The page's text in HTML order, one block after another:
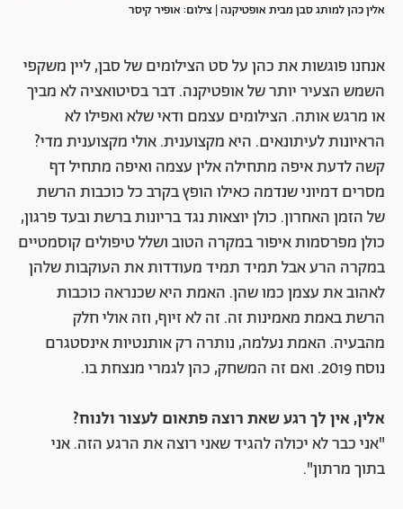
אלין כהן למותג סבן מבית אופטיקנה | צילום: אופיר קיסר
אנחנו פוגשות את כהן על סט הצילומים של סבן, ליין משקפי
השמש הצעיר יותר של אופטיקנה. דבר בסיטואציה לא מביך
או מרגש אותה. הצילומים עצמם ודאי שלא ואפילו לא
הראיונות לעיתונאים. היא מקצוענית. אולי מקצוענית מדי?
קשה לדעת איפה מתחילה אלין עצמה ואיפה מתחיל דף
מסרים דמיוני שנדמה כאילו הופץ בקרב כל כוכבות הרשת
של הזמן האחרון. כולן יוצאות נגד בריונות ברשת ובעד פרגון,
כולן מפרסמות איפור במקרה הטוב ושלל טיפולים קוסמטיים
במקרה הרע אבל תמיד תמיד מעודדות את העוקבות שלהן
לאהוב את עצמן כמו שהן. האמת היא שכנראה כוכבות
הרשת באמת מאמינות זה. זה לא זיוף, וזה אולי חלק
מהבעיה. האמת נעלמה, נותרה רק אותנטיות אינסטגרם
נוסח 2019. ואם זה המשחק, כהן לגמרי מנצחת בו.
אלין, אין לך רגע שאת רוצה פתאום לעצור ולנוח?
"אני כבר לא יכולה להגיד שאני רוצה את הרגע הזה. אני
בתוך מרתון".